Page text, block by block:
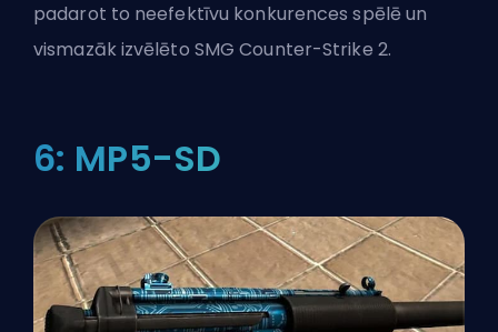
padarot to neefektīvu konkurences spēlē un
vismazāk izvēlēto SMG Counter-Strike 2.
6: MP5-SD